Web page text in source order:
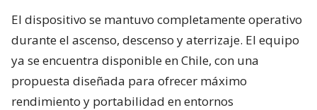
El dispositivo se mantuvo completamente operativo
durante el ascenso, descenso y aterrizaje. El equipo
ya se encuentra disponible en Chile, con una
propuesta diseñada para ofrecer máximo
rendimiento y portabilidad en entornos